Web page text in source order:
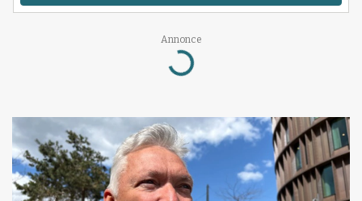
Annonce
Loading...